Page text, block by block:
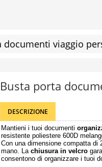
documenti viaggio
Busta porta
DESCRIZIONE
Mantieni i tuoi documenti
resistente poliestere 600D
Con una dimensione compatta di
mano. Lachiusura in velcro
consentono di organizzare i tuoi